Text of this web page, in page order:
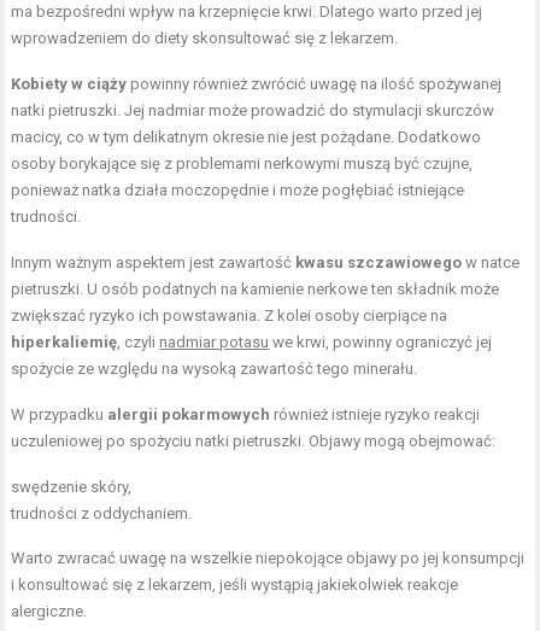
ma bezpośredni wpływ na krzepnięcie krwi. Dlatego warto przed jej
wprowadzeniem do diety skonsultować się z lekarzem.
Kobiety w ciąży powinny również zwrócić uwagę na ilość spożywanej
natki pietruszki. Jej nadmiar może prowadzić do stymulacji skurczów
macicy, co w tym delikatnym okresie nie jest pożądane. Dodatkowo
osoby borykające się z problemami nerkowymi muszą być czujne,
ponieważ natka działa moczopędnie i może pogłębiać istniejące
trudności.
Innym ważnym aspektem jest zawartość kwasu szczawiowego w natce
pietruszki. U osób podatnych na kamienie nerkowe ten składnik może
zwiększać ryzyko ich powstawania. Z kolei osoby cierpiące na
hiperkaliemię , czyli nadmiar potasu we krwi, powinny ograniczyć jej
spożycie ze względu na wysoką zawartość tego minerału.
W przypadku alergii pokarmowych również istnieje ryzyko reakcji
uczuleniowej po spożyciu natki pietruszki. Objawy mogą obejmować:
swędzenie skóry,
trudności z oddychaniem.
Warto zwracać uwagę na wszelkie niepokojące objawy po jej konsumpcji
i konsultować się z lekarzem, jeśli wystąpią jakiekolwiek reakcje
alergiczne.